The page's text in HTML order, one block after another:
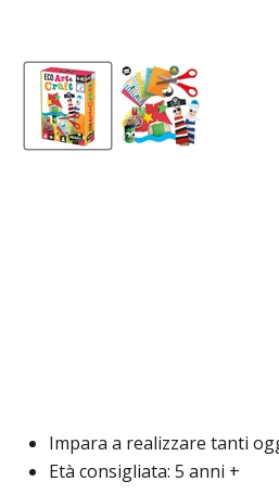
Impara a realizzare tanti
Età consigliata: 5 anni +